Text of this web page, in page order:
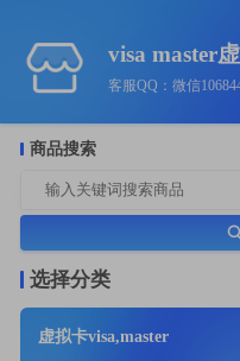
visa master
客服QQ：微信
商品搜索
选择分类
虚拟卡visa,master